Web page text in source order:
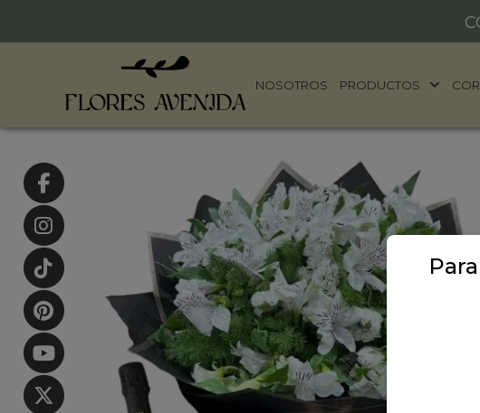
NOSOTROS PRODUCTOS